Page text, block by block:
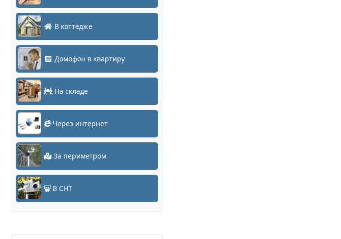
В коттедже
Домофон в квартиру
На складе
Через интернет
За периметром
В СНТ